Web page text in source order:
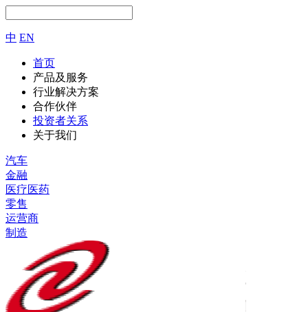
中 EN
首页
产品及服务
行业解决方案
合作伙伴
投资者关系
关于我们
汽车
金融
医疗医药
零售
运营商
制造